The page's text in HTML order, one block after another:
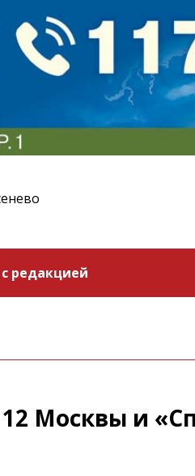
редакцией
Москвы и